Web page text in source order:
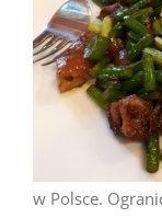
w Polsce.